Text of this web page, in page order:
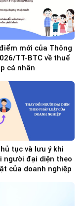
mới của Thông
TT-BTC về thuế
cá nhân
tục và lưu ý khi
người đại diện theo
của doanh nghiệp